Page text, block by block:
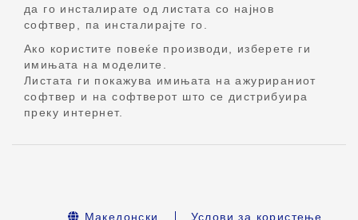
да го инсталирате од листата со најнов
софтвер, па инсталирајте го.
Ако користите повеќе производи, изберете ги
имињата на моделите.
Листата ги покажува имињата на ажурираниот
софтвер и на софтверот што се дистрибуира
преку интернет.
Македонски Услови за користење